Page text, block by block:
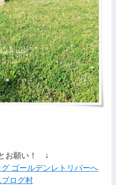
お願い！ ↓
ログ村